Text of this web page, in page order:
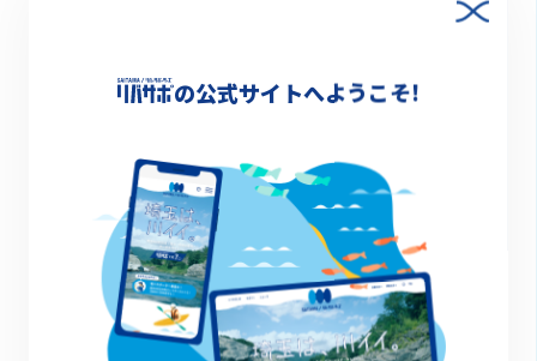
の公式サイトへようこそ!